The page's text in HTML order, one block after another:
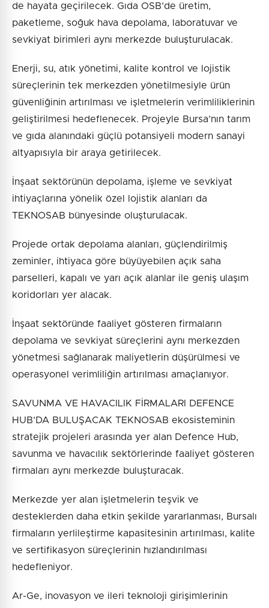
de hayata geçirilecek. Gıda OSB’de üretim,
paketleme, soğuk hava depolama, laboratuvar ve
sevkiyat birimleri aynı merkezde buluşturulacak.
Enerji, su, atık yönetimi, kalite kontrol ve lojistik
süreçlerinin tek merkezden yönetilmesiyle ürün
güvenliğinin artırılması ve işletmelerin verimliliklerinin
geliştirilmesi hedeflenecek. Projeyle Bursa’nın tarım
ve gıda alanındaki güçlü potansiyeli modern sanayi
altyapısıyla bir araya getirilecek.
İnşaat sektörünün depolama, işleme ve sevkiyat
ihtiyaçlarına yönelik özel lojistik alanları da
TEKNOSAB bünyesinde oluşturulacak.
Projede ortak depolama alanları, güçlendirilmiş
zeminler, ihtiyaca göre büyüyebilen açık saha
parselleri, kapalı ve yarı açık alanlar ile geniş ulaşım
koridorları yer alacak.
İnşaat sektöründe faaliyet gösteren firmaların
depolama ve sevkiyat süreçlerini aynı merkezden
yönetmesi sağlanarak maliyetlerin düşürülmesi ve
operasyonel verimliliğin artırılması amaçlanıyor.
SAVUNMA VE HAVACILIK FİRMALARI DEFENCE
HUB’DA BULUŞACAK TEKNOSAB ekosisteminin
stratejik projeleri arasında yer alan Defence Hub,
savunma ve havacılık sektörlerinde faaliyet gösteren
firmaları aynı merkezde buluşturacak.
Merkezde yer alan işletmelerin teşvik ve
desteklerden daha etkin şekilde yararlanması, Bursalı
firmaların yerlileştirme kapasitesinin artırılması, kalite
ve sertifikasyon süreçlerinin hızlandırılması
hedefleniyor.
Ar-Ge, inovasyon ve ileri teknoloji girişimlerinin